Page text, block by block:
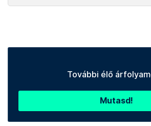
További élő
Mutasd!